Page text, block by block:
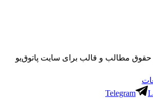
حقوق مطالب و قالب برای سایت پاتوق‌یو
Telegram